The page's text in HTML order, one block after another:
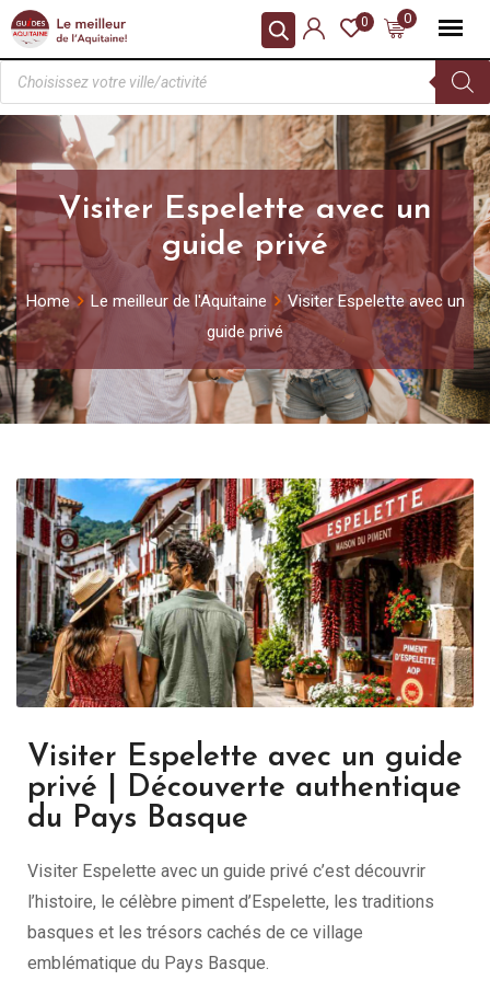
0
0
Visiter Espelette avec un
guide privé
Home Le meilleur de l'Aquitaine
Visiter Espelette avec un
guide privé
Visiter Espelette avec un guide
privé | Découverte authentique
du Pays Basque
Visiter Espelette avec un guide privé c’est découvrir
l’histoire, le célèbre piment d’Espelette, les traditions
basques et les trésors cachés de ce village
emblématique du Pays Basque.